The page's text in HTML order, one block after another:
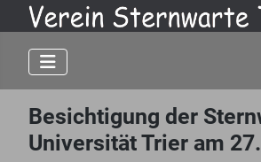
Besichtigung der
Universität Trier am